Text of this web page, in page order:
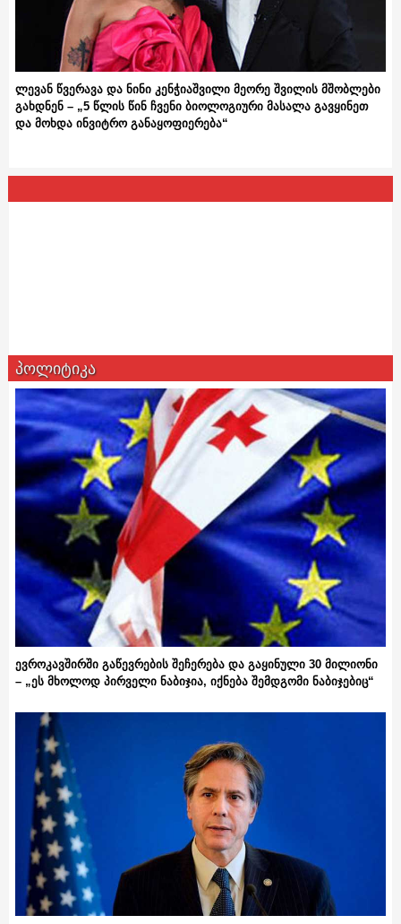
ლევან წვერავა და ნინი კენჭიაშვილი მეორე შვილის მშობლები
გახდნენ – „5 წლის წინ ჩვენი ბიოლოგიური მასალა გავყინეთ
და მოხდა ინვიტრო განაყოფიერება“
პოლიტიკა
ევროკავშირში გაწევრების შეჩერება და გაყინული 30 მილიონი
– „ეს მხოლოდ პირველი ნაბიჯია, იქნება შემდგომი ნაბიჯებიც“